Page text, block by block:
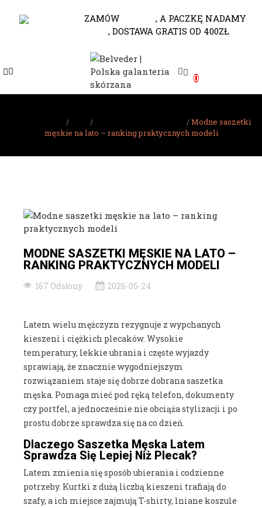
ZAMÓW
, A PACZKĘ NADAMY
, DOSTAWA GRATIS OD 400ZŁ
0
Modne saszetki
męskie na lato – ranking praktycznych modeli
MODNE SASZETKI MĘSKIE NA LATO –
RANKING PRAKTYCZNYCH MODELI
167 Odsłony 2026-05-24
Latem wielu mężczyzn rezygnuje z wypchanych
kieszeni i ciężkich plecaków. Wysokie
temperatury, lekkie ubrania i częste wyjazdy
sprawiają, że znacznie wygodniejszym
rozwiązaniem staje się dobrze dobrana saszetka
męska. Pomaga mieć pod ręką telefon, dokumenty
czy portfel, a jednocześnie nie obciąża stylizacji i po
prostu dobrze sprawdza się na co dzień.
Dlaczego Saszetka Męska Latem
Sprawdza Się Lepiej Niż Plecak?
Latem zmienia się sposób ubierania i codzienne
potrzeby. Kurtki z dużą liczbą kieszeni trafiają do
szafy, a ich miejsce zajmują T-shirty, lniane koszule